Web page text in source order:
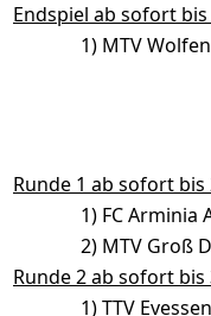
Endspiel ab sofort bis
1) MTV
Runde 1 ab sofort bis
1) FC Arminia
2) MTV Groß
Runde 2 ab sofort bis
1)TTV